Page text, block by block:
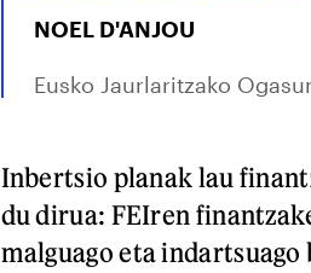
NOEL D'ANJOU
Eusko Jaurlaritzako
Inbertsio planak lau
du dirua: FEIren
malguago eta